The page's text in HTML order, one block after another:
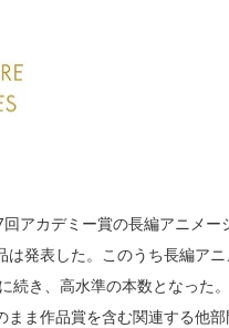
アカデミー賞の長編アニメー
発表した。このうち長編アニ
続き、高水準の本数となった。
ま作品賞を含む関連する他部